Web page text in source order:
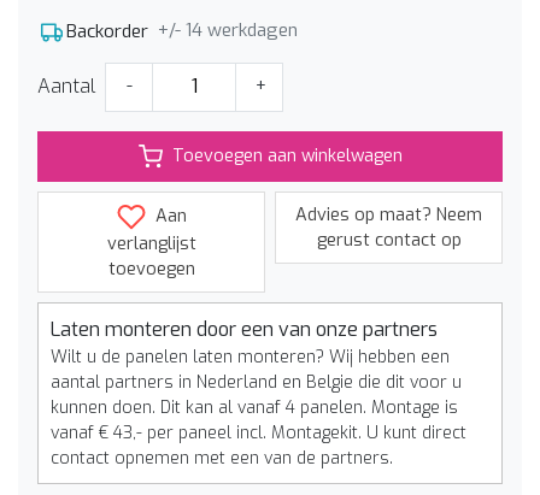
Backorder +/- 14 werkdagen
Aantal - +
Toevoegen aan winkelwagen
Aan
verlanglijst
toevoegen
Advies op maat? Neem
gerust contact op
Laten monteren door een van onze partners
Wilt u de panelen laten monteren? Wij hebben een
aantal partners in Nederland en Belgie die dit voor u
kunnen doen. Dit kan al vanaf 4 panelen. Montage is
vanaf € 43,- per paneel incl. Montagekit. U kunt direct
contact opnemen met een van de partners.